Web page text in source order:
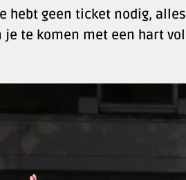
hebt geen ticket nodig, alles
te komen met een hart vol